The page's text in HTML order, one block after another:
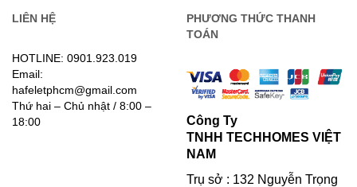
LIÊN HỆ
HOTLINE: 0901.923.019
Email:
hafeletphcm@gmail.com
Thứ hai – Chủ nhật / 8:00 –
18:00
PHƯƠNG THỨC THANH
TOÁN
Công Ty
TNHH TECHHOMES VIỆT
NAM
Trụ sở : 132 Nguyễn Trọng